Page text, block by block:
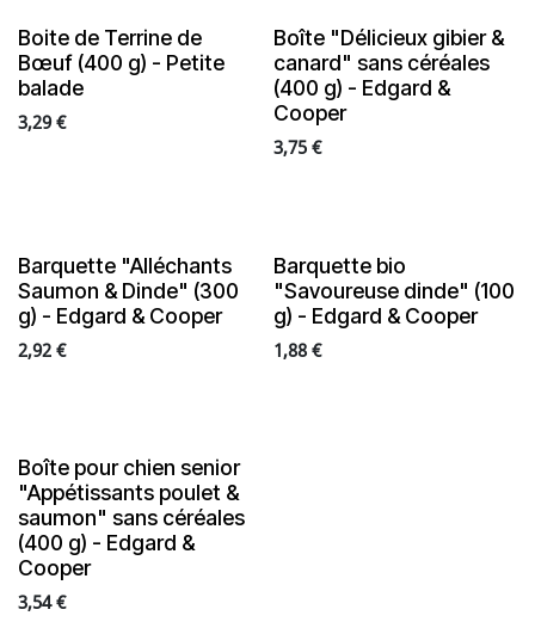
Boite de Terrine de
Bœuf (400 g) - Petite
balade
3,29€
Boîte "Délicieux gibier &
canard" sans céréales
(400 g) - Edgard &
Cooper
3,75€
Barquette "Alléchants
Saumon & Dinde" (300
g) - Edgard & Cooper
2,92 €
Barquette bio
"Savoureuse dinde" (100
g) - Edgard & Cooper
1,88€
Boîte pour chien senior
"Appétissants poulet &
saumon" sans céréales
(400 g) - Edgard &
Cooper
3,54€